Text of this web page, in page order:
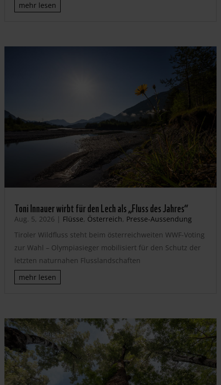
mehr lesen
Toni Innauer wirbt für den Lech als „Fluss des Jahres“
Aug. 5, 2026 | Flüsse, Österreich, Presse-Aussendung
Tiroler Wildfluss steht beim österreichweiten WWF-Voting
zur Wahl – Olympiasieger mobilisiert für den Schutz der
letzten naturnahen Flusslandschaften
mehr lesen